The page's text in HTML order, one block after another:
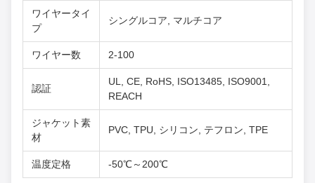
ワイヤータイ
プ
シングルコア, マルチコア
ワイヤー数 2-100
認証
UL, CE, RoHS, ISO13485, ISO9001,
REACH
ジャケット素
材
PVC, TPU, シリコン, テフロン, TPE
温度定格 -50℃～200℃